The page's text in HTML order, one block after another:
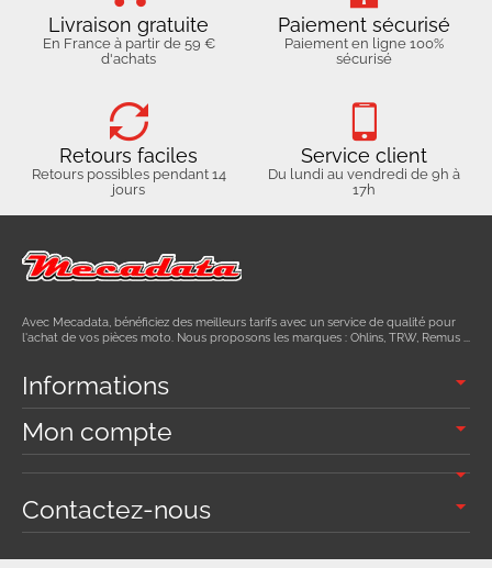
Livraison gratuite
En France à partir de 59 €
d'achats
Paiement sécurisé
Paiement en ligne 100%
sécurisé
Retours faciles
Retours possibles pendant 14
jours
Service client
Du lundi au vendredi de 9h à
17h
Avec Mecadata, bénéficiez des meilleurs tarifs avec un service de qualité pour
l'achat de vos pièces moto. Nous proposons les marques : Ohlins, TRW, Remus ...
Informations
Mon compte
Contactez-nous